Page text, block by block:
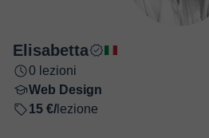
Elisabetta
0 lezioni
Web Design
15 €/ lezione